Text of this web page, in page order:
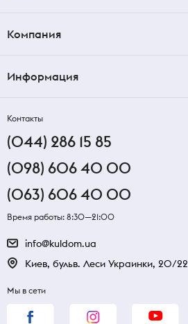
Компания
Информация
Контакты
(044) 286 15 85
(098) 606 40 00
(063) 606 40 00
Время работы: 8:30—21:00
info@kuldom.ua
Киев, бульв. Леси Украинки, 20/22
Мы в сети